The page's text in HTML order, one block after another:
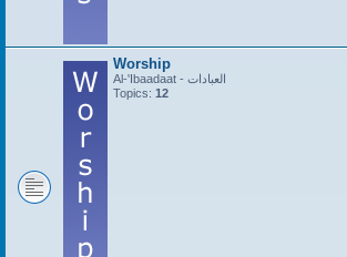
Worship
Al-'Ibaadaat - العبادات
Topics: 12